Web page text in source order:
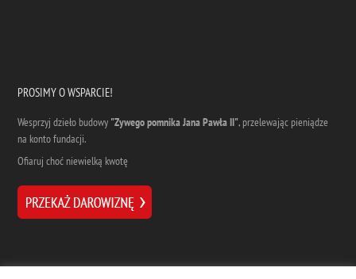
PROSIMY O WSPARCIE!
Wesprzyj dzieło budowy "Zywego pomnika Jana Pawła II", przelewając pieniądze
na konto fundacji.
Ofiaruj choć niewielką kwotę